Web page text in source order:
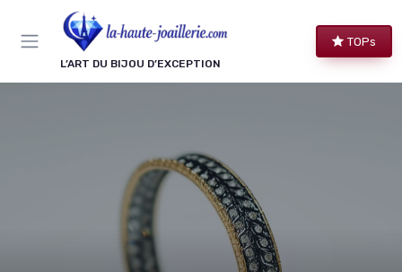
L’ART DU BIJOU D’EXCEPTION
TOPs
Panneau de gestion des cookies